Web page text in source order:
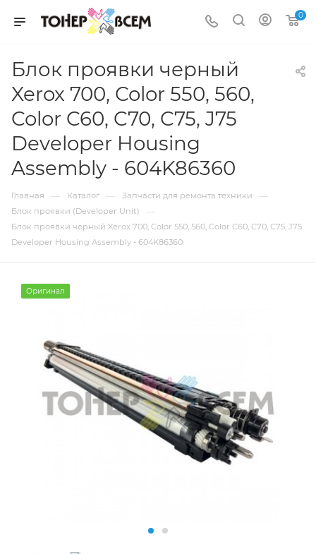
0
Блок проявки черный
Xerox 700, Color 550, 560,
Color C60, C70, C75, J75
Developer Housing
Assembly - 604K86360
Главная — Каталог — Запчасти для ремонта техники —
Блок проявки (Developer Unit) —
Блок проявки черный Xerox 700, Color 550, 560, Color C60, C70, C75, J75
Developer Housing Assembly - 604K86360
Оригинал